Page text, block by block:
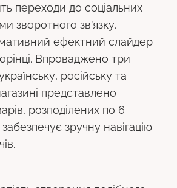
переходи до соціальних
зворотного зв’язку.
ефектний слайдер
Впроваджено три
російську та
представлено
розподілених по 6
зручну навігацію